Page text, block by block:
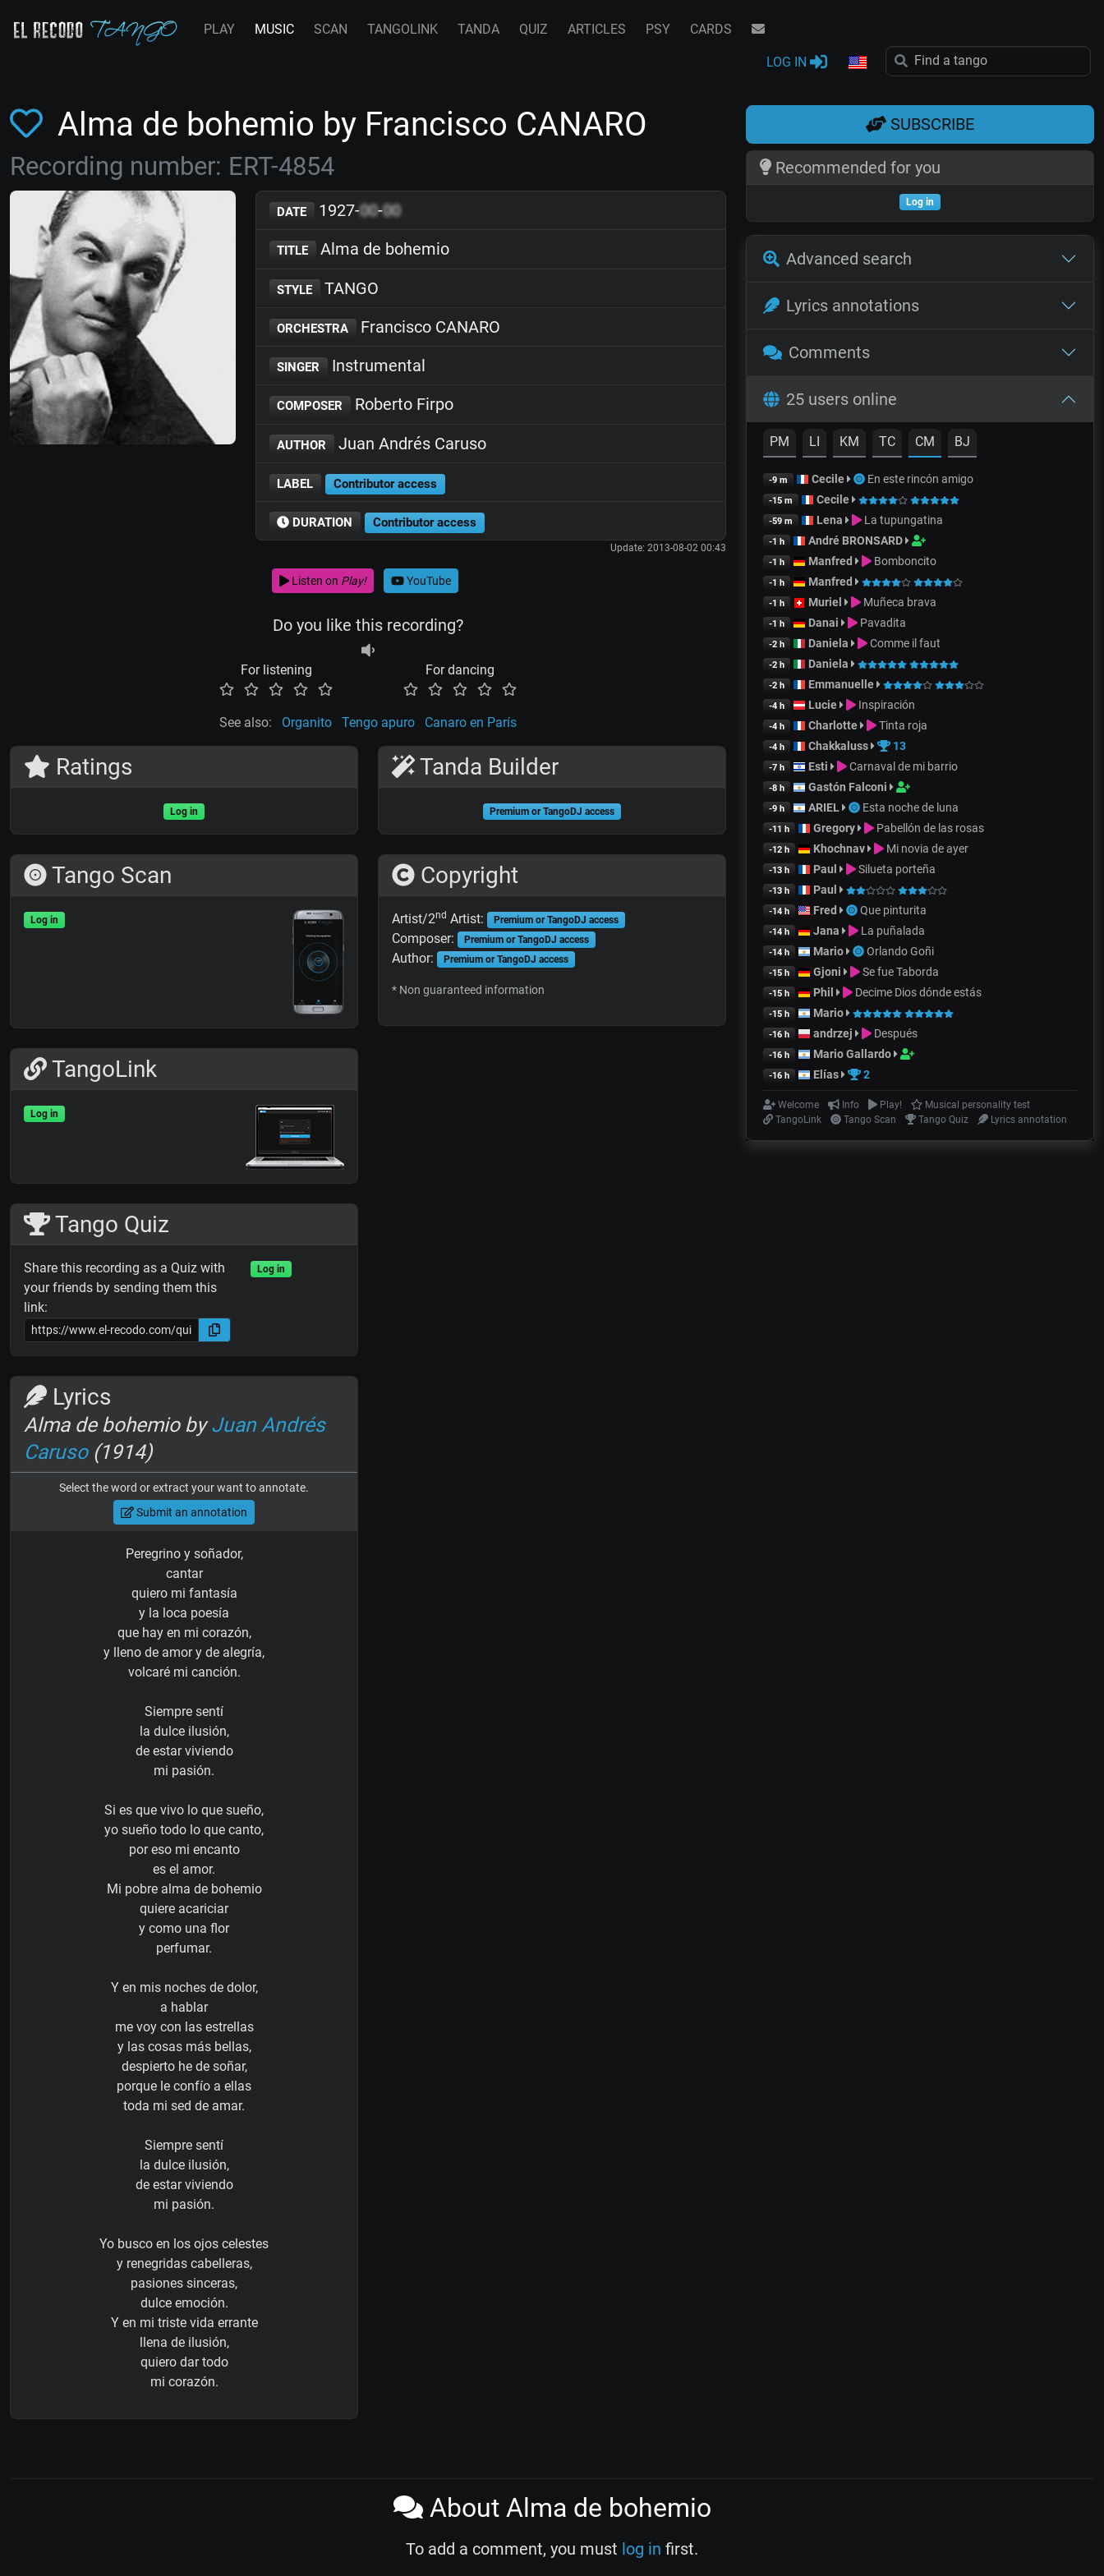
PLAY MUSIC SCAN TANGOLINK TANDA QUIZ ARTICLES PSY CARDS
LOG IN
Alma de bohemio by Francisco CANARO
Recording number: ERT-4854
DATE 1927-00-00
TITLE Alma de bohemio
STYLE TANGO
ORCHESTRA Francisco CANARO
SINGER Instrumental
COMPOSER Roberto Firpo
AUTHOR Juan Andrés Caruso
LABEL Contributor access
DURATION Contributor access
Update: 2013-08-02 00:43
Listen on Play! YouTube
Do you like this recording?
For listening For dancing
See also: Organito Tengo apuro Canaro en París
Ratings
Log in
Tango Scan
Log in
TangoLink
Log in
Tango Quiz
Share this recording as a Quiz with
your friends by sending them this
link:
Log in
Lyrics
Alma de bohemio byJuan Andrés
Caruso(1914)
Select the word or extract your want to annotate.
Submit an annotation
Peregrino y soñador,
cantar
quiero mi fantasía
y la loca poesía
que hay en mi corazón,
y lleno de amor y de alegría,
volcaré mi canción.
Siempre sentí
la dulce ilusión,
de estar viviendo
mi pasión.
Si es que vivo lo que sueño,
yo sueño todo lo que canto,
por eso mi encanto
es el amor.
Mi pobre alma de bohemio
quiere acariciar
y como una flor
perfumar.
Y en mis noches de dolor,
a hablar
me voy con las estrellas
y las cosas más bellas,
despierto he de soñar,
porque le confío a ellas
toda mi sed de amar.
Siempre sentí
la dulce ilusión,
de estar viviendo
mi pasión.
Yo busco en los ojos celestes
y renegridas cabelleras,
pasiones sinceras,
dulce emoción.
Y en mi triste vida errante
llena de ilusión,
quiero dar todo
mi corazón.
Tanda Builder
Premium or TangoDJ access
Copyright
Artist/2nd Artist: Premium or TangoDJ access
Composer: Premium or TangoDJ access
Author: Premium or TangoDJ access
* Non guaranteed information
SUBSCRIBE
Recommended for you
Log in
Advanced search
Lyrics annotations
Comments
25 users online
PM LI KM TC CM BJ
-9 m Cecile En este rincón amigo
-15 m Cecile
-59 m Lena La tupungatina
-1 h André BRONSARD
-1 h Manfred Bomboncito
-1 h Manfred
-1 h Muriel Muñeca brava
-1 h Danai Pavadita
-2 h Daniela Comme il faut
-2 h Daniela
-2 h Emmanuelle
-4 h Lucie Inspiración
-4 h Charlotte Tinta roja
-4 h Chakkaluss 13
-7 h Esti Carnaval de mi barrio
-8 h Gastón Falconi
-9 h ARIEL Esta noche de luna
-11 h Gregory Pabellón de las rosas
-12 h Khochnav Mi novia de ayer
-13 h Paul Silueta porteña
-13 h Paul
-14 h Fred Que pinturita
-14 h Jana La puñalada
-14 h Mario Orlando Goñi
-15 h Gjoni Se fue Taborda
-15 h Phil Decime Dios dónde estás
-15 h Mario
-16 h andrzej Después
-16 h Mario Gallardo
-16 h Elías 2
Welcome Info Play!
Musical personality test
TangoLink
Tango Scan Tango Quiz Lyrics annotation
About Alma de bohemio
To add a comment, you must log in first.